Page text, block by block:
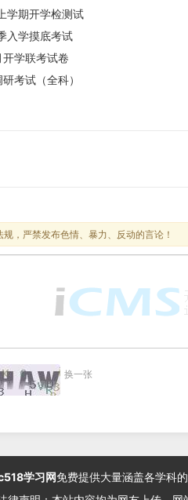
学期开学检测试
入学摸底考试
学联考试卷
考试（全科）
，严禁发布色情、暴力、反动的言论！
换一张
学习网免费提供大量涵盖各学科